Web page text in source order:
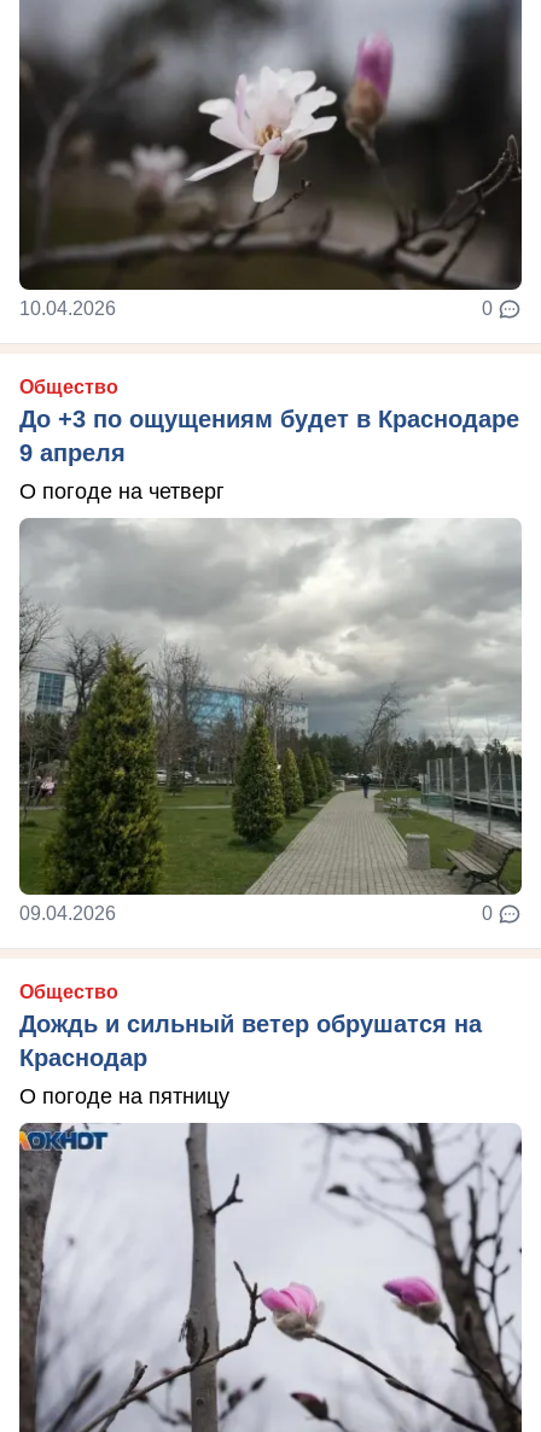
10.04.2026 0
Общество
До +3 по ощущениям будет в Краснодаре
9 апреля
О погоде на четверг
09.04.2026 0
Общество
Дождь и сильный ветер обрушатся на
Краснодар
О погоде на пятницу